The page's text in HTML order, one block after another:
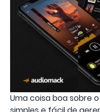
Uma coisa boa sobre